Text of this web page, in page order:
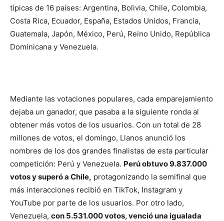
típicas de 16 países: Argentina, Bolivia, Chile, Colombia,
Costa Rica, Ecuador, España, Estados Unidos, Francia,
Guatemala, Japón, México, Perú, Reino Unido, República
Dominicana y Venezuela.
Mediante las votaciones populares, cada emparejamiento
dejaba un ganador, que pasaba a la siguiente ronda al
obtener más votos de los usuarios. Con un total de 28
millones de votos, el domingo, Llanos anunció los
nombres de los dos grandes finalistas de esta particular
competición: Perú y Venezuela. Perú obtuvo 9.837.000
votos y superó a Chile, protagonizando la semifinal que
más interacciones recibió en TikTok, Instagram y
YouTube por parte de los usuarios. Por otro lado,
Venezuela, con 5.531.000 votos, venció una igualada